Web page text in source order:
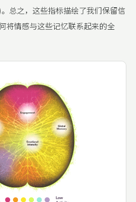
总之，这些指标描绘了我们保留信
将情感与这些记忆联系起来的全